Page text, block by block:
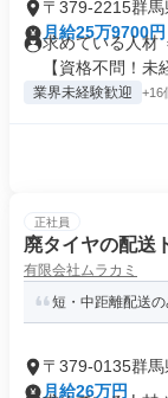
〒379-2215群
月給25万9700
求めている人材
【資格不問！未
業界未経験歓迎 +16
正社員
廃タイヤの配送
有限会社ムラカミ
短・中距離配送
〒379-0135群
月給26万円